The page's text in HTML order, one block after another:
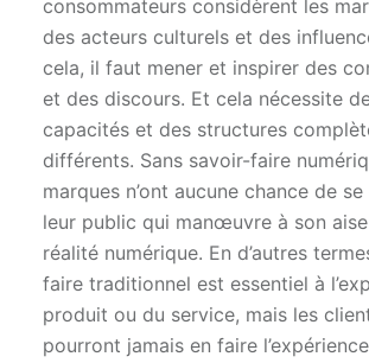
consommateurs considèrent les
des acteurs culturels et des
cela, il faut mener et inspirer des
et des discours. Et cela nécessite
capacités et des structures
différents. Sans savoir-faire
marques n’ont aucune chance de
leur public qui manœuvre à son
réalité numérique. En d’autres
faire traditionnel est essentiel à
produit ou du service, mais les
pourront jamais en faire